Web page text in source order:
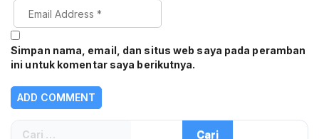
Simpan nama, email, dan situs web saya pada peramban
ini untuk komentar saya berikutnya.
Cari